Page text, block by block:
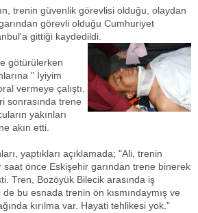
trenin güvenlik görevlisi olduğu, olaydan
görevli olduğu Cumhuriyet
gittiği kaydedildi.
götürülerken
" İyiyim
vermeye çalıştı.
sonrasında trene
yakınları
akın etti.
yaptıkları açıklamada; "Ali, trenin
önce Eskişehir garından trene binerek
Tren, Bozöyük Bilecik arasında iş
de bu esnada trenin ön kısmındaymış ve
kırılma var. Hayati tehlikesi yok."